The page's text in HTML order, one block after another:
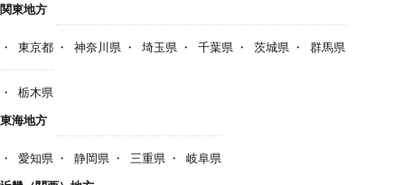
関東地方
東京都 神奈川県 埼玉県 千葉県 茨城県 群馬県
栃木県
東海地方
愛知県 静岡県 三重県
岐阜県